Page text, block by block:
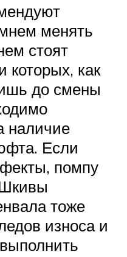
менять
стоят
которых, как
до смены
наличие
Если
помпу
тоже
износа и